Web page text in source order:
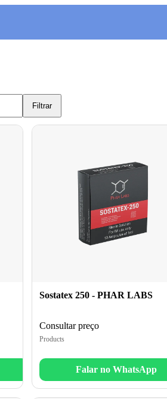
Filtrar
Sostatex 250 - PHAR LABS
Consultar preço
Products
Falar no WhatsApp